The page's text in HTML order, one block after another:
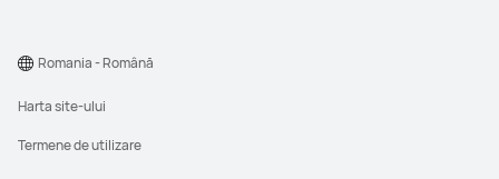
Harta site-ului
Termene de utilizare
Romania - Română